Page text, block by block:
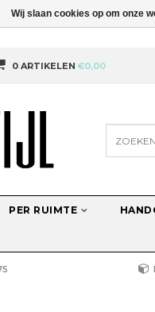
0 ARTIKELEN €0,00
PER RUIMTE
Wij slaan cookies op om onze